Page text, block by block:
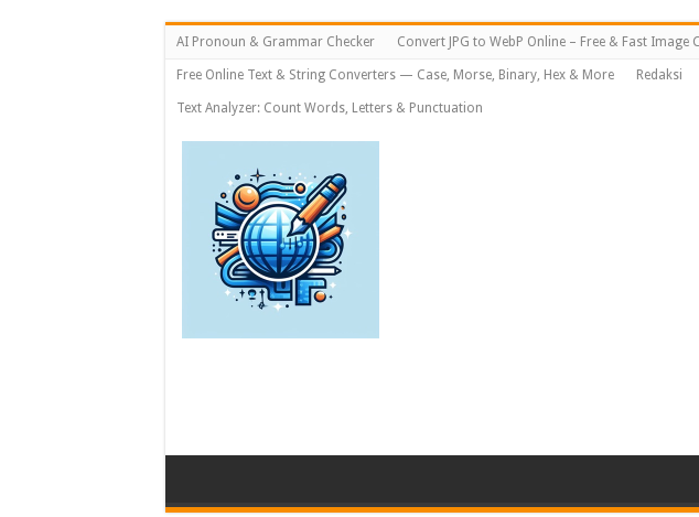
AI Pronoun & Grammar Checker Convert JPG to WebP Online – Free & Fast Image
Free Online Text & String Converters — Case, Morse, Binary, Hex & More Redaksi
Text Analyzer: Count Words, Letters & Punctuation